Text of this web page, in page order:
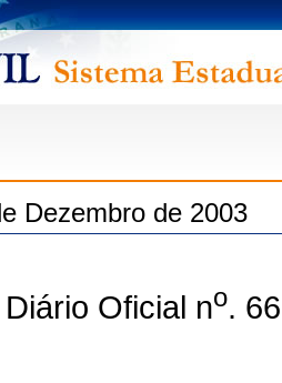
Dezembro de 2003
Oficial no.